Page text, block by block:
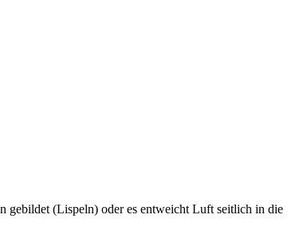
gebildet (Lispeln) oder es entweicht Luft seitlich in die